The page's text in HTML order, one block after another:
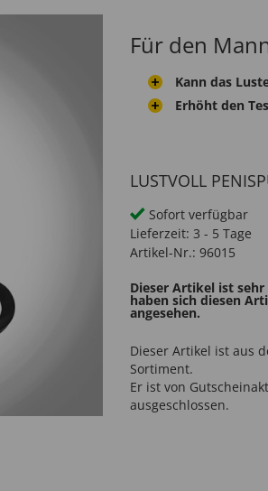
Für den
Kann das
Erhöht den
LUSTVOLL
Sofort verfügbar
Lieferzeit: 3 - 5 Tage
Artikel-Nr.: 96015
Dieser Artikel ist
haben sich diesen
angesehen.
Dieser Artikel ist aus
Sortiment.
Er ist von
ausgeschlossen.